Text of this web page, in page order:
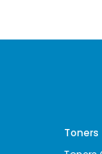
Toners